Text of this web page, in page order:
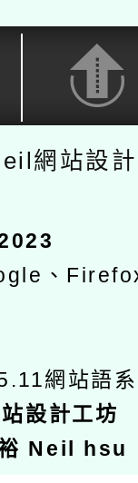
網站設
、
網站語
設計工坊
Neil hsu